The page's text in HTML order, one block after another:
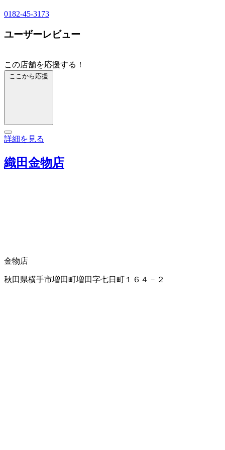
0182-45-3173
ユーザーレビュー
この店舗を応援する！
ここから応援
詳細を見る
織田金物店
金物店
秋田県横手市増田町増田字七日町１６４－２